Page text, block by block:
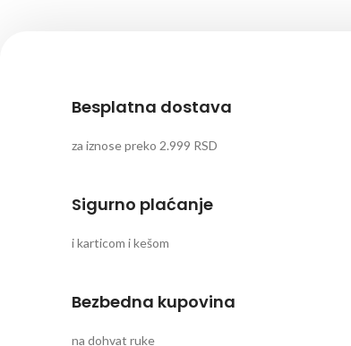
Besplatna dostava
za iznose preko 2.999 RSD
Sigurno plaćanje
i karticom i kešom
Bezbedna kupovina
na dohvat ruke